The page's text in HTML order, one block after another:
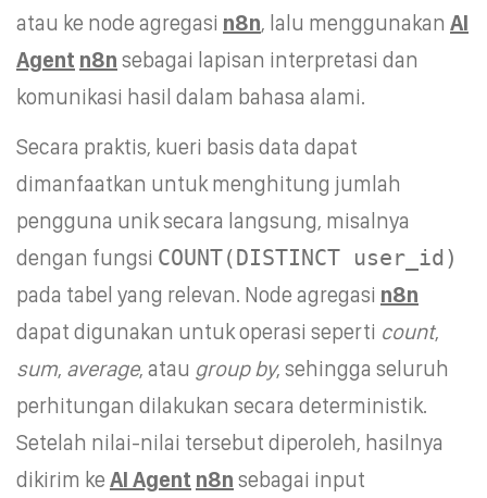
atau ke node agregasi n8n, lalu menggunakan AI
Agent n8n sebagai lapisan interpretasi dan
komunikasi hasil dalam bahasa alami.
Secara praktis, kueri basis data dapat
dimanfaatkan untuk menghitung jumlah
pengguna unik secara langsung, misalnya
dengan fungsi COUNT(DISTINCT user_id)
pada tabel yang relevan. Node agregasi n8n
dapat digunakan untuk operasi seperti count,
sum, average, atau group by, sehingga seluruh
perhitungan dilakukan secara deterministik.
Setelah nilai-nilai tersebut diperoleh, hasilnya
dikirim ke AI Agent n8n sebagai input